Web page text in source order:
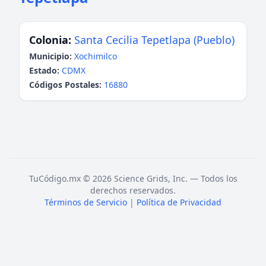
Colonia: Santa Cecilia Tepetlapa (Pueblo)
Municipio: Xochimilco
Estado: CDMX
Códigos Postales: 16880
TuCódigo.mx © 2026 Science Grids, Inc. — Todos los
derechos reservados.
Términos de Servicio | Política de Privacidad